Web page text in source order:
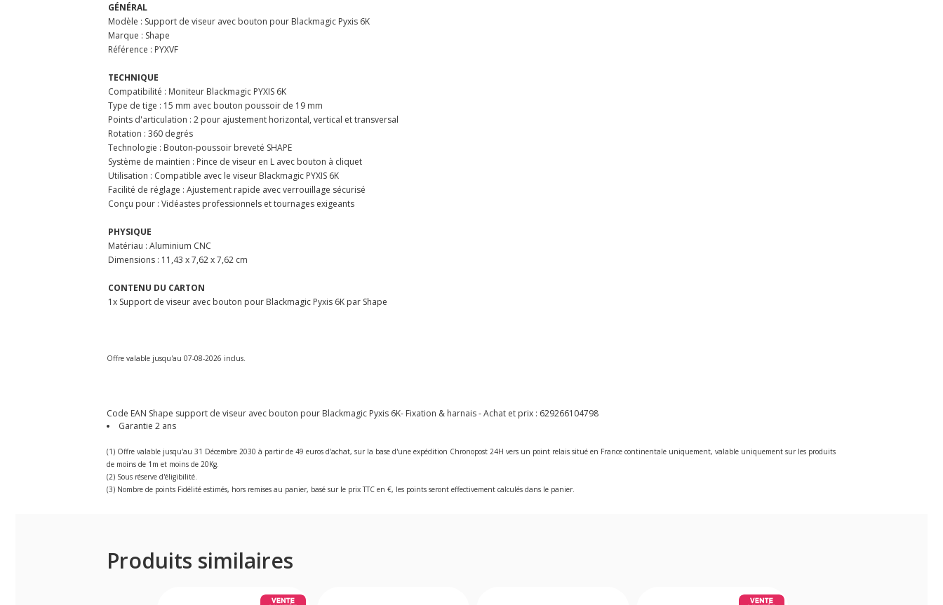
GÉNÉRAL
Modèle : Support de viseur avec bouton pour Blackmagic Pyxis 6K
Marque : Shape
Référence : PYXVF
TECHNIQUE
Compatibilité : Moniteur Blackmagic PYXIS 6K
Type de tige : 15 mm avec bouton poussoir de 19 mm
Points d'articulation : 2 pour ajustement horizontal, vertical et transversal
Rotation : 360 degrés
Technologie : Bouton-poussoir breveté SHAPE
Système de maintien : Pince de viseur en L avec bouton à cliquet
Utilisation : Compatible avec le viseur Blackmagic PYXIS 6K
Facilité de réglage : Ajustement rapide avec verrouillage sécurisé
Conçu pour : Vidéastes professionnels et tournages exigeants
PHYSIQUE
Matériau : Aluminium CNC
Dimensions : 11,43 x 7,62 x 7,62 cm
CONTENU DU CARTON
1x Support de viseur avec bouton pour Blackmagic Pyxis 6K par Shape
Offre valable jusqu'au 07-08-2026 inclus.
Code EAN Shape support de viseur avec bouton pour Blackmagic Pyxis 6K- Fixation & harnais - Achat et prix : 629266104798
Garantie 2 ans
(1) Offre valable jusqu'au 31 Décembre 2030 à partir de 49 euros d'achat, sur la base d'une expédition Chronopost 24H vers un point relais situé en France continentale uniquement, valable uniquement sur les produits
de moins de 1m et moins de 20Kg.
(2) Sous réserve d'éligibilité.
(3) Nombre de points Fidélité estimés, hors remises au panier, basé sur le prix TTC en €, les points seront effectivement calculés dans le panier.
Produits similaires